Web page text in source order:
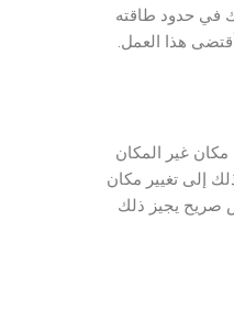
في حدود طاقته
هذا العمل.
مكان غير المكان
إلى تغيير مكان
صريح يجيز ذلك